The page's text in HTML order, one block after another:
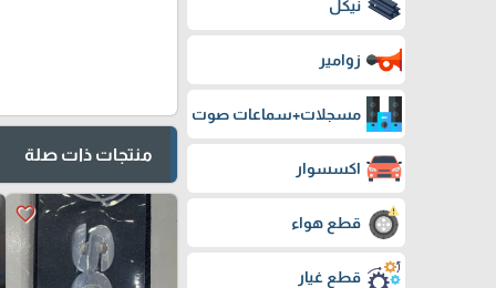
نيكل
زوامير
مسجلات+سماعات صوت
اكسسوار
قطع هواء
قطع غيار
منتجات ذات صلة
favorite_border